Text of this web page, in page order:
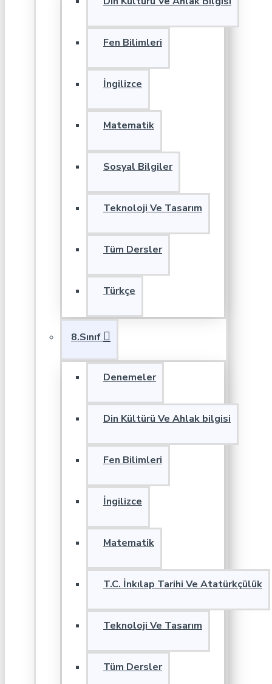
Fen Bilimleri
İngilizce
Matematik
Sosyal Bilgiler
Teknoloji Ve Tasarım
Tüm Dersler
Türkçe
8.Sınıf
Denemeler
Din Kültürü Ve Ahlak bilgisi
Fen Bilimleri
İngilizce
Matematik
T.C. İnkılap Tarihi Ve Atatürkçülük
Teknoloji Ve Tasarım
Tüm Dersler